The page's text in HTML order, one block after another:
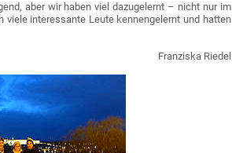
aber wir haben viel dazugelernt – nicht nur im
interessante Leute kennengelernt und hatten
Franziska Riedel